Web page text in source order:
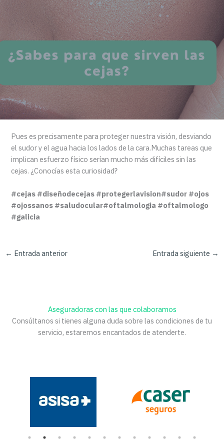
Pues es precisamente para proteger nuestra visión, desviando
el sudor y el agua hacia los lados de la cara.Muchas tareas que
implican esfuerzo físico serían mucho más difíciles sin las
cejas. ¿Conocías esta curiosidad?
#cejas #diseñodecejas #protegerlavision#sudor #ojos
#ojossanos #saludocular#oftalmologia #oftalmologo
#galicia
← Entrada anterior Entrada siguiente →
Aseguradoras con las que colaboramos
Consúltanos si tienes alguna duda sobre las condiciones de tu
servicio, estaremos encantados de atenderte.